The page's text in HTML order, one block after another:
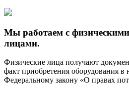
Мы работаем с
лицами.
Физические лица получают
факт приобретения оборудования
Федеральному закону «О правах